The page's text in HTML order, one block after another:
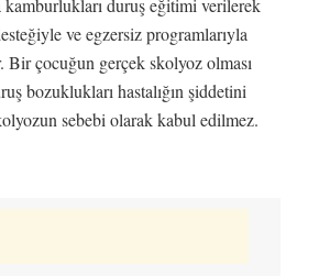
duruş eğitimi verilerek
ve egzersiz programlarıyla
çocuğun gerçek skolyoz olması
bozuklukları hastalığın şiddetini
sebebi olarak kabul edilmez.